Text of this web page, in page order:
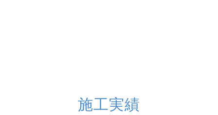
施工実績